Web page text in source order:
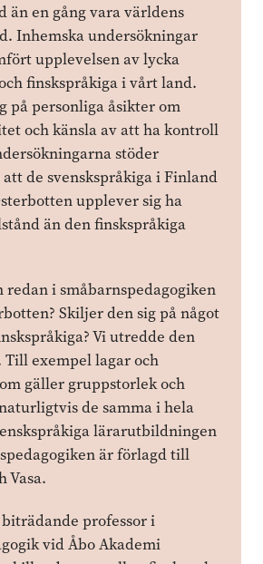
än en gång vara världens
Inhemska undersökningar
upplevelsen av lycka
finskspråkiga i vårt land.
på personliga åsikter om
och känsla av att ha kontroll
stöder
de svenskspråkiga i Finland
upplever sig ha
än den finskspråkiga
redan i småbarnspedagogiken
Skiljer den sig på något
Vi utredde den
Till exempel lagar och
gäller gruppstorlek och
de samma i hela
lärarutbildningen
är förlagd till
Vasa.
professor i
vid Åbo Akademi